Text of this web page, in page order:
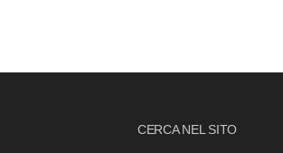
CERCA NEL SITO